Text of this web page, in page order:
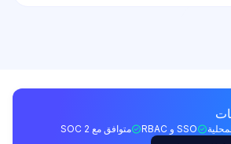
SSO و RBAC متوافق مع SOC 2